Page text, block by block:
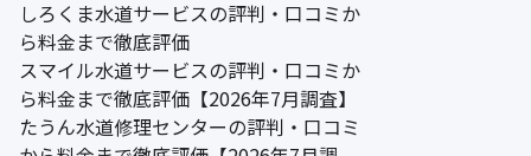
しろくま水道サービスの評判・口コミか
ら料金まで徹底評価
スマイル水道サービスの評判・口コミか
ら料金まで徹底評価【2026年7月調査】
たうん水道修理センターの評判・口コミ